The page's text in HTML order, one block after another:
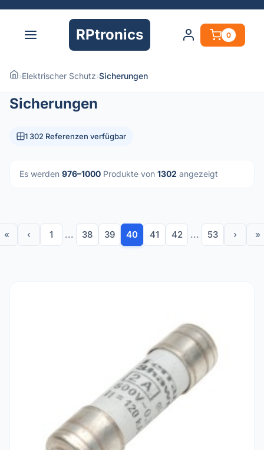
RPtronics 0
›Elektrischer Schutz›Sicherungen
Sicherungen
1 302 Referenzen verfügbar
Es werden 976–1000 Produkte von 1302 angezeigt
« ‹ 1 ... 38 39 40 41 42 ... 53 › »